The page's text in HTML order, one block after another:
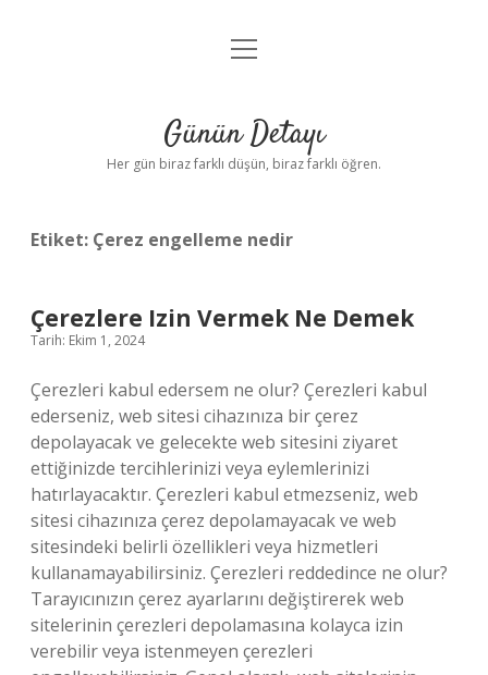
Anasayfa
Yasal Uyarı
menüyü
Günün Detayı
Her gün biraz farklı düşün, biraz farklı öğren.
Etiket: Çerez engelleme nedir
Çerezlere Izin Vermek Ne Demek
Tarih: Ekim 1, 2024
Çerezleri kabul edersem ne olur? Çerezleri kabul
ederseniz, web sitesi cihazınıza bir çerez
depolayacak ve gelecekte web sitesini ziyaret
ettiğinizde tercihlerinizi veya eylemlerinizi
hatırlayacaktır. Çerezleri kabul etmezseniz, web
sitesi cihazınıza çerez depolamayacak ve web
sitesindeki belirli özellikleri veya hizmetleri
kullanamayabilirsiniz. Çerezleri reddedince ne olur?
Tarayıcınızın çerez ayarlarını değiştirerek web
sitelerinin çerezleri depolamasına kolayca izin
verebilir veya istenmeyen çerezleri